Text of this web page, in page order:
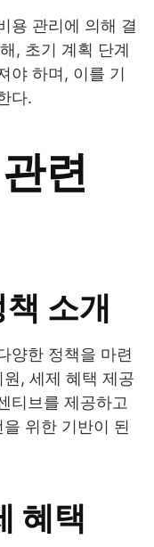
용 관리에 의해 결
, 초기 계획 단계
야 하며, 이를 기
다.
련
소개
양한 정책을 마련
, 세제 혜택 제공
티브를 제공하고
위한 기반이 된
혜택